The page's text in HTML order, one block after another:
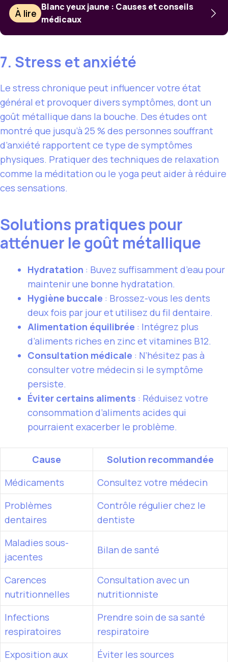
À lire
Blanc yeux jaune : Causes et conseils
médicaux
7. Stress et anxiété
Le stress chronique peut influencer votre état
général et provoquer divers symptômes, dont un
goût métallique dans la bouche. Des études ont
montré que jusqu’à 25 % des personnes souffrant
d’anxiété rapportent ce type de symptômes
physiques. Pratiquer des techniques de relaxation
comme la méditation ou le yoga peut aider à réduire
ces sensations.
Solutions pratiques pour
atténuer le goût métallique
Hydratation : Buvez suffisamment d’eau pour
maintenir une bonne hydratation.
Hygiène buccale : Brossez-vous les dents
deux fois par jour et utilisez du fil dentaire.
Alimentation équilibrée : Intégrez plus
d’aliments riches en zinc et vitamines B12.
Consultation médicale : N’hésitez pas à
consulter votre médecin si le symptôme
persiste.
Éviter certains aliments : Réduisez votre
consommation d’aliments acides qui
pourraient exacerber le problème.
Cause
Solution recommandée
Médicaments
Consultez votre médecin
Problèmes
dentaires
Contrôle régulier chez le
dentiste
Maladies sous-
jacentes
Bilan de santé
Carences
nutritionnelles
Consultation avec un
nutritionniste
Infections
respiratoires
Prendre soin de sa santé
respiratoire
Exposition aux
Éviter les sources